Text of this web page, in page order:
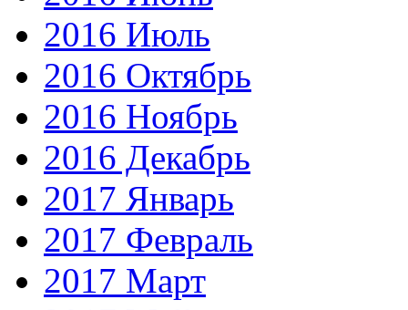
2016 Июль
2016 Октябрь
2016 Ноябрь
2016 Декабрь
2017 Январь
2017 Февраль
2017 Март